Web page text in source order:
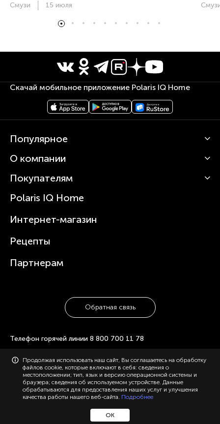
Смузи 15 июля
Скачай мобильное приложение Polaris IQ Home
Популярное
Кофемашины
Вертикальные пылесосы
Зубные щетки и ирригаторы
Увлажнители
Посуда
О компании
О Polaris
Статьи
Покупателям
Сервисные центры
Где купить
Polaris IQ Home
Интернет-магазин
Рецепты
Партнерам
Обратная связь
Телефон горячей линии 8 800 700 11 78
© 2006-2026 «Polaris». Все права защищены. Использование
материалов с сайта polaris.ru возможно только с разрешения
администрации, с указанием активной ссылки на сайт.
Конфиденциальность
Карта сайта
Продолжая использовать наш сайт, Вы соглашаетесь на обработку
файлов cookie, которые включают в себя: сведения о
местоположении; тип, язык и версию операционной системы и
браузера; сведения об используемом устройстве. Данные
обрабатываются для предоставления наших услуг и улучшения
качества работы нашего веб-сайта. Подробнее
ОК